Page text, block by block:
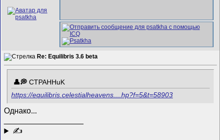
Re: Equilibris 3.6 beta
CTPAHHuK
https://equilibris.celestialheavens....hp?f=5&t=58903
Однако...
✍